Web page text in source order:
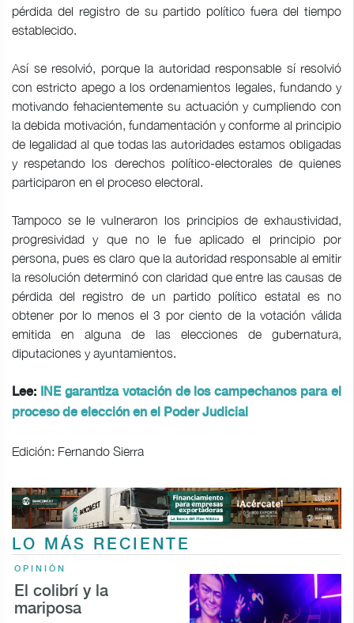
pérdida del registro de su partido político fuera del tiempo
establecido.
Así se resolvió, porque la autoridad responsable sí resolvió
con estricto apego a los ordenamientos legales, fundando y
motivando fehacientemente su actuación y cumpliendo con
la debida motivación, fundamentación y conforme al principio
de legalidad al que todas las autoridades estamos obligadas
y respetando los derechos político-electorales de quienes
participaron en el proceso electoral.
Tampoco se le vulneraron los principios de exhaustividad,
progresividad y que no le fue aplicado el principio por
persona, pues es claro que la autoridad responsable al emitir
la resolución determinó con claridad que entre las causas de
pérdida del registro de un partido político estatal es no
obtener por lo menos el 3 por ciento de la votación válida
emitida en alguna de las elecciones de gubernatura,
diputaciones y ayuntamientos.
Lee:
INE garantiza votación de los campechanos para el
proceso de elección en el Poder Judicial
Edición: Fernando Sierra
LO MÁS RECIENTE
OPINIÓN
El colibrí y la
mariposa